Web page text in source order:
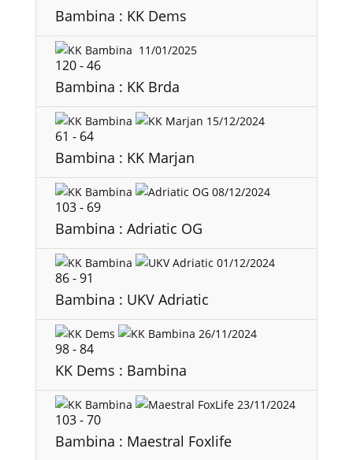
Bambina : KK Dems
11/01/2025
120-46
Bambina : KK Brda
15/12/2024
61 - 64
Bambina : KK Marjan
08/12/2024
103- 69
Bambina : Adriatic OG
01/12/2024
86-91
Bambina : UKV Adriatic
26/11/2024
98-84
KK Dems : Bambina
23/11/2024
103-70
Bambina : Maestral Foxlife